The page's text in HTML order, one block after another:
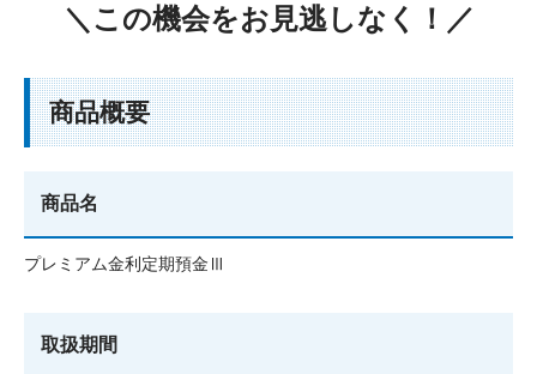
＼この機会をお見逃しなく！／
商品概要
商品名
プレミアム金利定期預金Ⅲ
取扱期間